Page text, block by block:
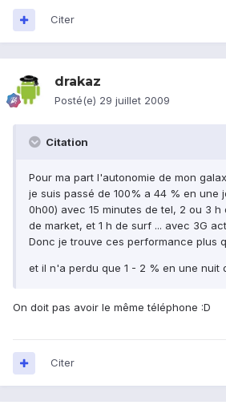
Citer
drakaz
Posté(e) 29 juillet 2009
Citation
Pour ma part l'autonomie de mon
je suis passé de 100% a 44 % en une
0h00) avec 15 minutes de tel, 2 ou 3 h
de market, et 1 h de surf ... avec 3G
Donc je trouve ces performance plus
et il n'a perdu que 1 - 2 % en une nuit
On doit pas avoir le même téléphone :D
Citer